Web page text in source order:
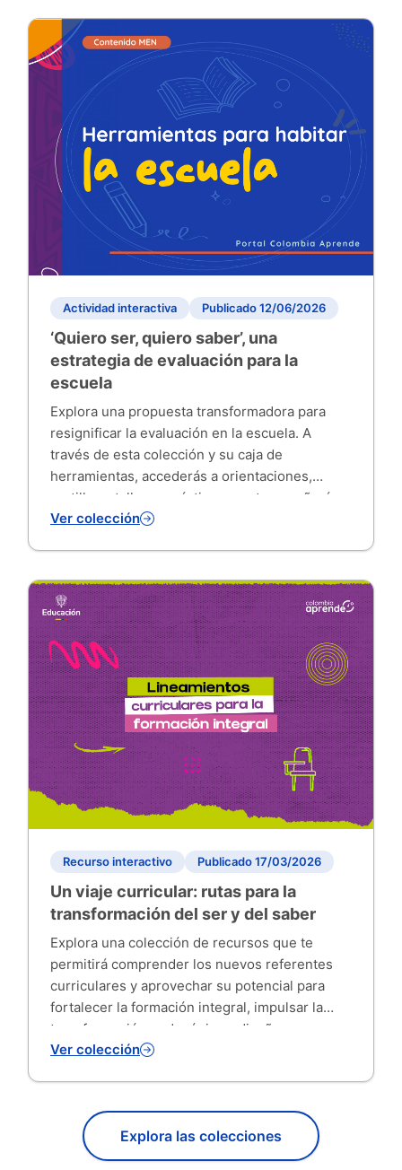
Actividad interactiva Publicado 12/06/2026
‘Quiero ser, quiero saber’, una
estrategia de evaluación para la
escuela
Explora una propuesta transformadora para
resignificar la evaluación en la escuela. A
través de esta colección y su caja de
herramientas, accederás a orientaciones,
cartillas y talleres prácticos que te enseñarán a
usar los resultados del aprendizaje para
Ver colección
Recurso interactivo Publicado 17/03/2026
Un viaje curricular: rutas para la
transformación del ser y del saber
Explora una colección de recursos que te
permitirá comprender los nuevos referentes
curriculares y aprovechar su potencial para
fortalecer la formación integral, impulsar la
transformación pedagógica y diseñar
experiencias de aprendizaje contextualizadas.
contexto y a las necesidades de tus
estudiantes, prom...
Ver colección
Explora las colecciones